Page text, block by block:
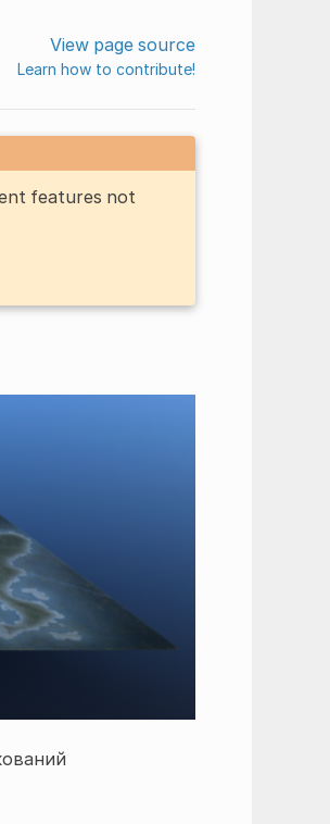
View page source
Learn how to contribute!
features not